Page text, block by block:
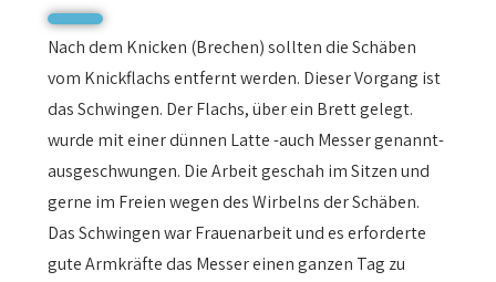
Nach dem Knicken (Brechen) sollten die Schäben
vom Knickflachs entfernt werden. Dieser Vorgang ist
das Schwingen. Der Flachs, über ein Brett gelegt.
wurde mit einer dünnen Latte -auch Messer genannt-
ausgeschwungen. Die Arbeit geschah im Sitzen und
gerne im Freien wegen des Wirbelns der Schäben.
Das Schwingen war Frauenarbeit und es erforderte
gute Armkräfte das Messer einen ganzen Tag zu